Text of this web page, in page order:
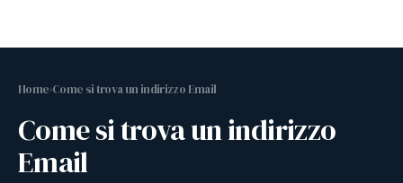
Home›Come si trova un indirizzo Email
Come si trova un indirizzo
Email